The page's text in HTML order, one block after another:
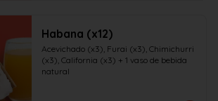
Habana (x12)
Acevichado (x3), Furai (x3), Chimichurri
(x3), California (x3) + 1 vaso de bebida
natural